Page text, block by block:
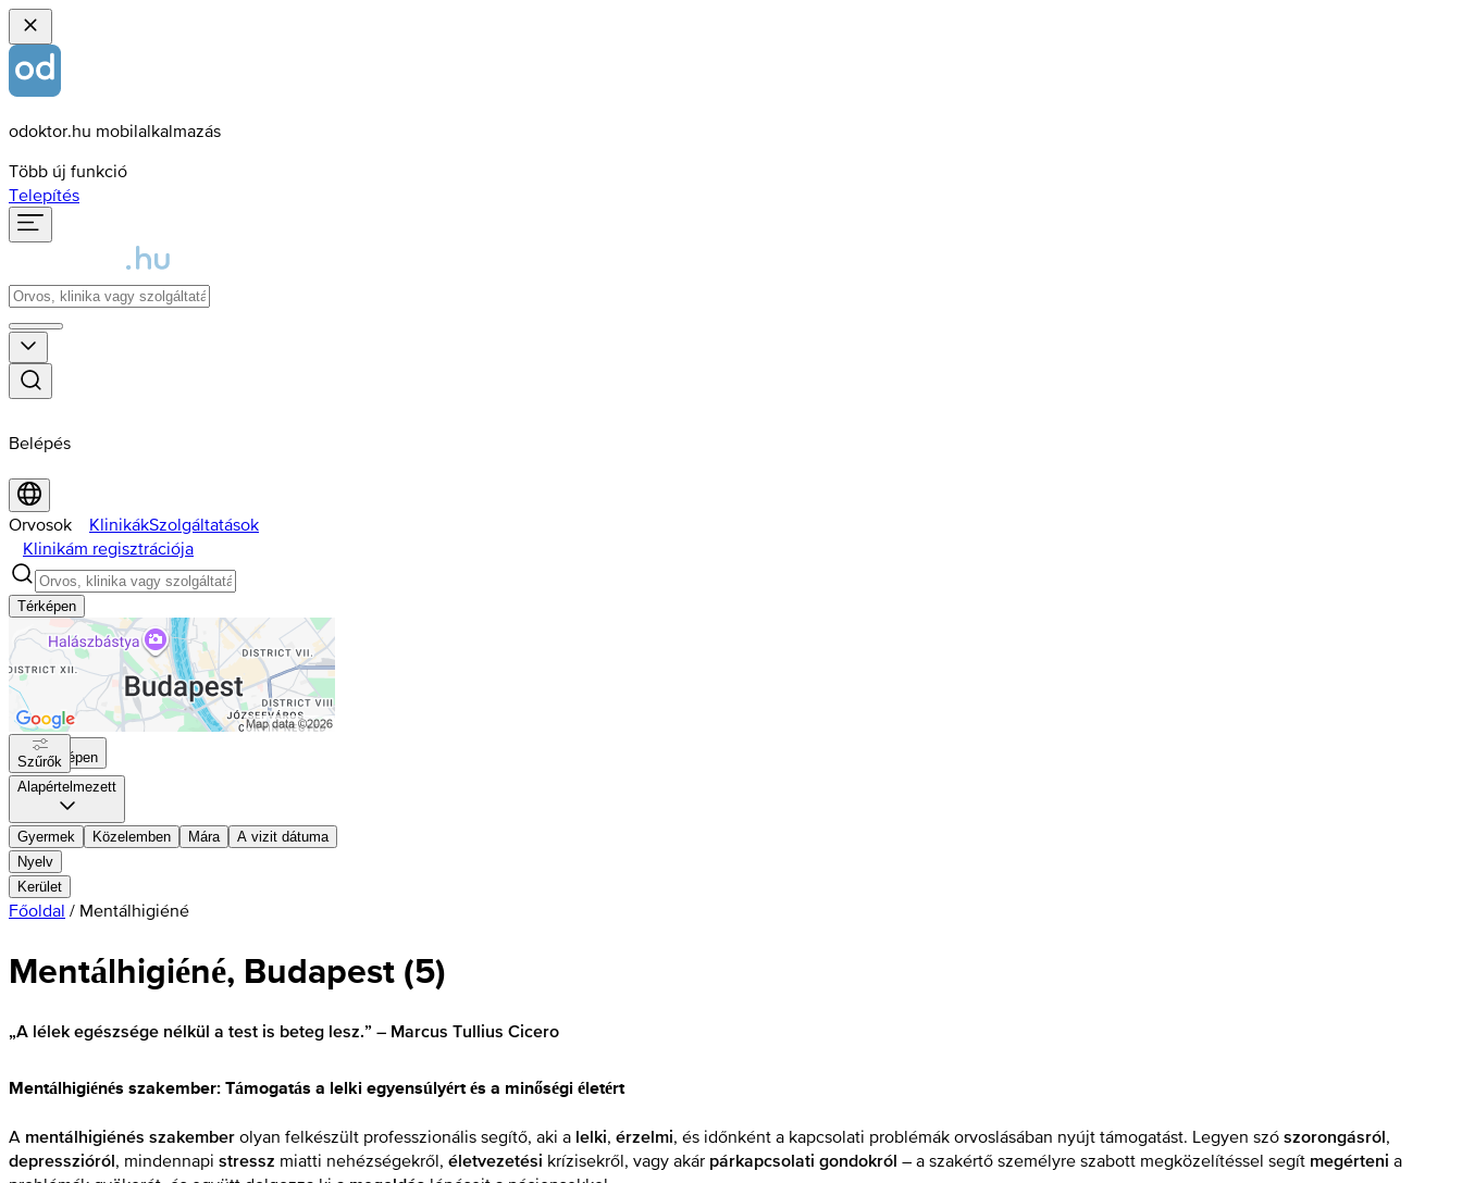
odoktor.hu mobilalkalmazás
Több új funkció
Telepítés
Belépés
Orvosok KlinikákSzolgáltatások
Klinikám regisztrációja
Térképen
Térképen
Szűrők
Alapértelmezett
Gyermek Közelemben Mára
A vizit dátuma
Nyelv
Kerület
Főoldal / Mentálhigiéné
Mentálhigiéné, Budapest(5)
„A lélek egészsége nélkül a test is beteg lesz.” – Marcus Tullius Cicero
Mentálhigiénés szakember: Támogatás a lelki egyensúlyért és a minőségi életért
A mentálhigiénés szakember olyan felkészült professzionális segítő, aki a lelki, érzelmi, és időnként a kapcsolati problémák orvoslásában nyújt támogatást. Legyen szó szorongásról ,
depresszióról , mindennapi stressz miatti nehézségekről, életvezetési krízisekről, vagy akár párkapcsolati gondokról – a szakértő személyre szabott megközelítéssel segít megérteni a